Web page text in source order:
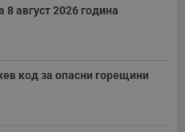
8 август 2026 година
код за опасни горещини